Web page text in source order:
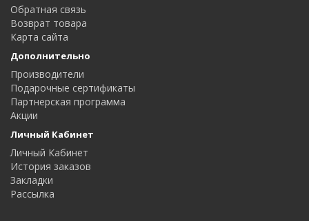
Обратная связь
Возврат товара
Карта сайта
Дополнительно
Производители
Подарочные сертификаты
Партнерская программа
Акции
Личный Кабинет
Личный Кабинет
История заказов
Закладки
Рассылка